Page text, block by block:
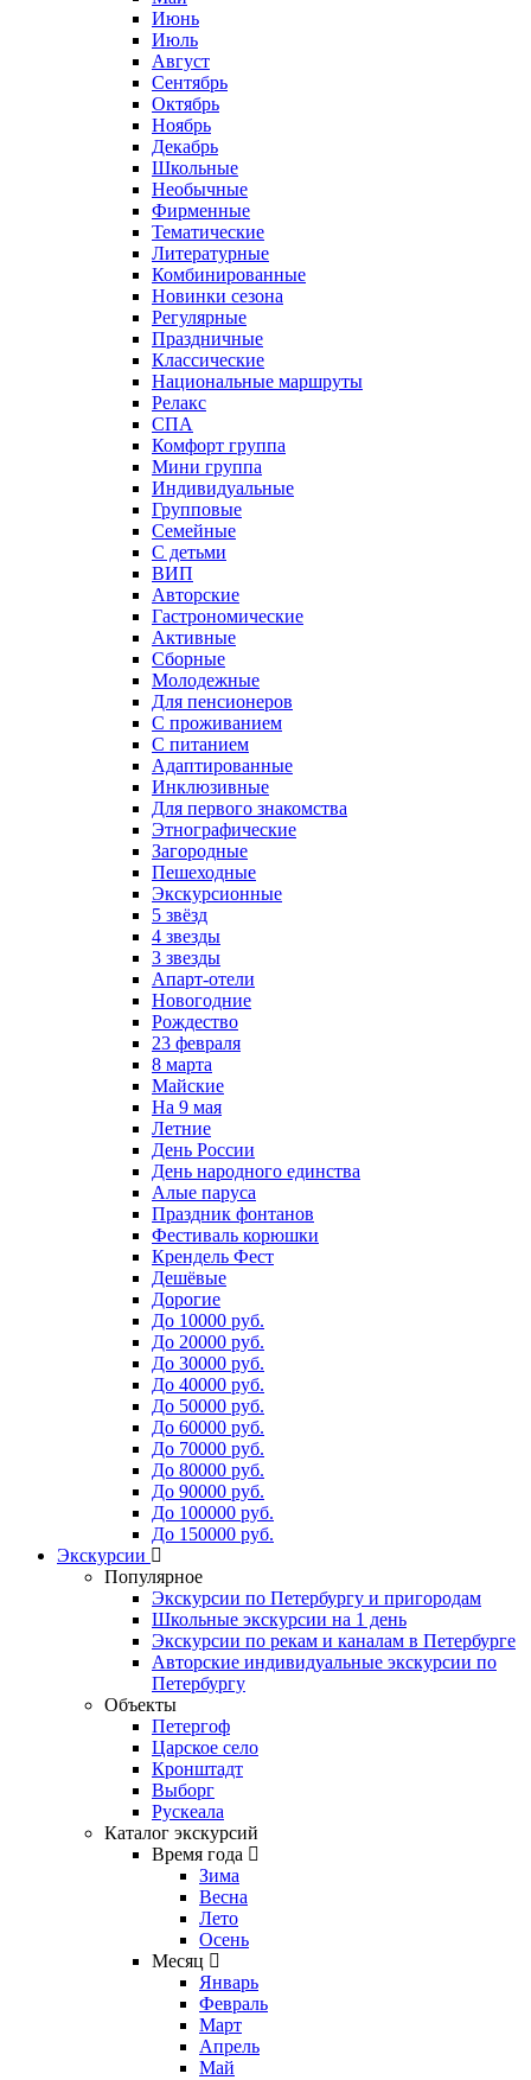
Июнь
Июль
Август
Сентябрь
Октябрь
Ноябрь
Декабрь
Школьные
Необычные
Фирменные
Тематические
Литературные
Комбинированные
Новинки сезона
Регулярные
Праздничные
Классические
Национальные маршруты
Релакс
СПА
Комфорт группа
Мини группа
Индивидуальные
Групповые
Семейные
С детьми
ВИП
Авторские
Гастрономические
Активные
Сборные
Молодежные
Для пенсионеров
С проживанием
С питанием
Адаптированные
Инклюзивные
Для первого знакомства
Этнографические
Загородные
Пешеходные
Экскурсионные
5 звёзд
4 звезды
3 звезды
Апарт-отели
Новогодние
Рождество
23 февраля
8 марта
Майские
На 9 мая
Летние
День России
День народного единства
Алые паруса
Праздник фонтанов
Фестиваль корюшки
Крендель Фест
Дешёвые
Дорогие
До 10000 руб.
До 20000 руб.
До 30000 руб.
До 40000 руб.
До 50000 руб.
До 60000 руб.
До 70000 руб.
До 80000 руб.
До 90000 руб.
До 100000 руб.
До 150000 руб.
Экскурсии
Популярное
Экскурсии по Петербургу и пригородам
Школьные экскурсии на 1 день
Экскурсии по рекам и каналам в Петербурге
Авторские индивидуальные экскурсии по
Петербургу
Объекты
Петергоф
Царское село
Кронштадт
Выборг
Рускеала
Каталог экскурсий
Время года
Зима
Весна
Лето
Осень
Месяц
Январь
Февраль
Март
Апрель
Май